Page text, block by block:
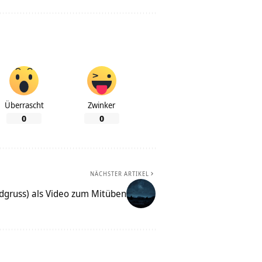
Überrascht
0
Zwinker
0
NÄCHSTER ARTIKEL
als Video zum Mitüben